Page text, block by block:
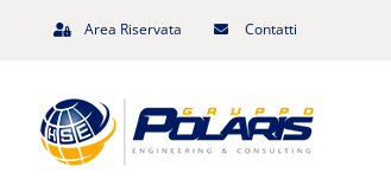
contenuto
Area Riservata Contatti